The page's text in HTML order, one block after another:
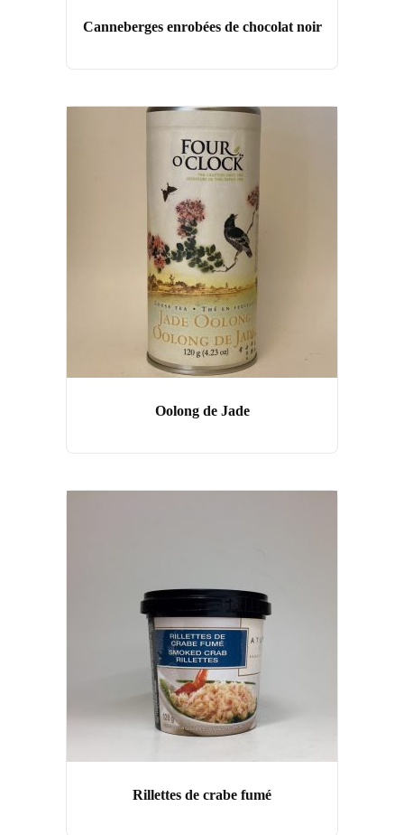
Canneberges enrobées de chocolat noir
Oolong de Jade
Rillettes de crabe fumé